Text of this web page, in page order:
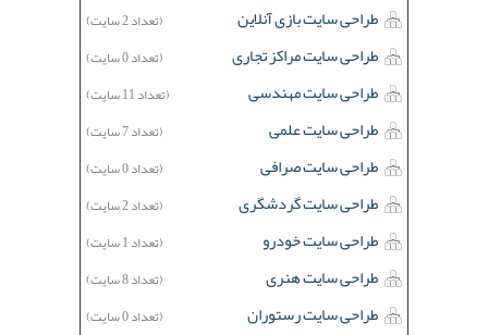
طراحی سایت بازی آنلاین (تعداد 2 سایت)
طراحی سایت مراکز تجاری (تعداد 0 سایت)
طراحی سایت مهندسی (تعداد 11 سایت)
طراحی سایت علمی (تعداد 7 سایت)
طراحی سایت صرافی (تعداد 0 سایت)
طراحی سایت گردشگری (تعداد 2 سایت)
طراحی سایت خودرو (تعداد 1 سایت)
طراحی سایت هنری (تعداد 8 سایت)
طراحی سایت رستوران (تعداد 0 سایت)